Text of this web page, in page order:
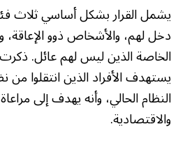
يشمل القرار بشكل أساسي ثلاث
دخل لهم، والأشخاص ذوو الإعاقة،
الخاصة الذين ليس لهم عائل. ذكرت
يستهدف الأفراد الذين انتقلوا من
النظام الحالي، وأنه يهدف إلى
والاقتصادية.